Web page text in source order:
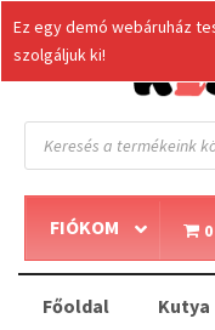
Products
search
FIÓKOM
Főoldal Kutya
Ez egy demó webáruház
szolgáljuk ki!